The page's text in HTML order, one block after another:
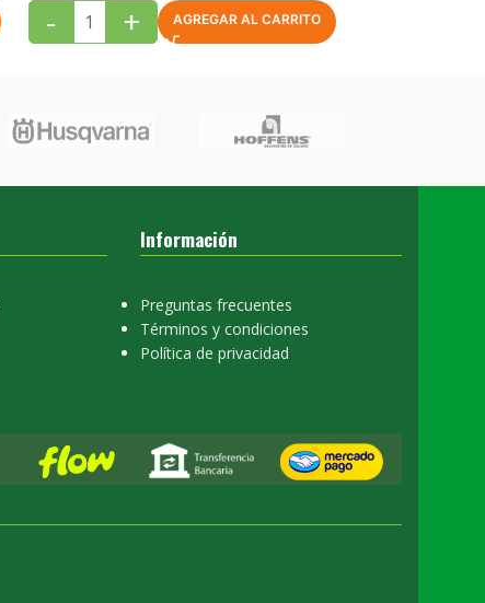
- + AGREGAR AL CARRITO
Información
Preguntas frecuentes
Términos y condiciones
Política de privacidad